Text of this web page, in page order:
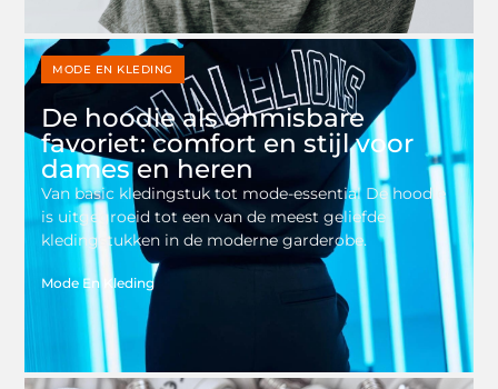
MODE EN KLEDING
De hoodie als onmisbare
favoriet: comfort en stijl voor
dames en heren
Van basic kledingstuk tot mode-essential De hoodie
is uitgegroeid tot een van de meest geliefde
kledingstukken in de moderne garderobe.
Mode En Kleding